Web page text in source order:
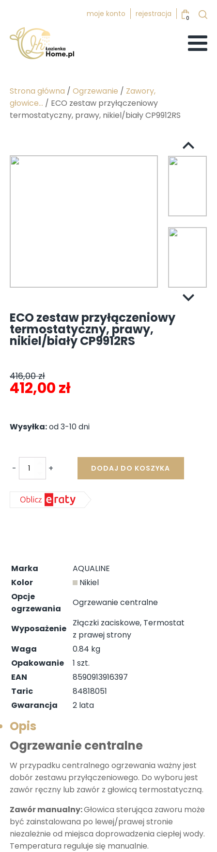
moje konto rejestracja 0
Strona główna / Ogrzewanie / Zawory,
głowice... / ECO zestaw przyłączeniowy
termostatyczny, prawy, nikiel/biały CP9912RS
ECO zestaw przyłączeniowy
termostatyczny, prawy,
nikiel/biały CP9912RS
416,00zł
Pierwotna
wynosiła:
416,00 zł.
412,00złAktualna
wynosi:
412,00 zł.
Wysyłka:od 3-10 dni
-
zestaw
przyłączeniowy
+ DODAJ DO KOSZYKA
Marka
AQUALINE
Kolor
Nikiel
Opcje
ogrzewania
Ogrzewanie centralne
Wyposażenie
Złączki zaciskowe, Termostat
z prawej strony
Waga
0.84 kg
Opakowanie
1 szt.
EAN
8590913916397
Taric
84818051
Gwarancja
2 lata
Opis
Ogrzewanie centralne
W przypadku centralnego ogrzewania ważny jest
dobór zestawu przyłączeniowego. Do wyboru jest
zawór ręczny lub zawór z głowicą termostatyczną.
Zawór manualny:Głowica sterująca zaworu może
być zainstalowana po lewej/prawej stronie
niezależnie od miejsca doprowadzenia ciepłej wody.
Temperatura reguluje się manualnie.